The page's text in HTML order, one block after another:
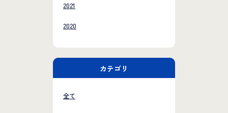
2021
2020
カテゴリ
全て